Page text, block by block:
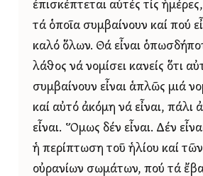
ἐπισκέπτεται αὐτές τίς
τά ὁποῖα συμβαίνουν καί πού
καλό ὅλων. Θά εἶναι
λάθος νά νομίσει κανείς ὅτι
συμβαίνουν εἶναι ἁπλῶς μιά
καί αὐτό ἀκόμη νά εἶναι, πάλι
εἶναι. Ὅμως δέν εἶναι. Δέν
ἡ περίπτωση τοῦ ἡλίου καί
οὐρανίων σωμάτων, πού τά